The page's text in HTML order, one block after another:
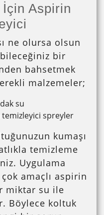
Aspirin
ne olursa olsun
bir
bahsetmek
malzemeler;
su
temizleyici spreyler
kumaşı
temizleme
Uygulama
amaçlı aspirin
miktar su ile
Böylece koltuk